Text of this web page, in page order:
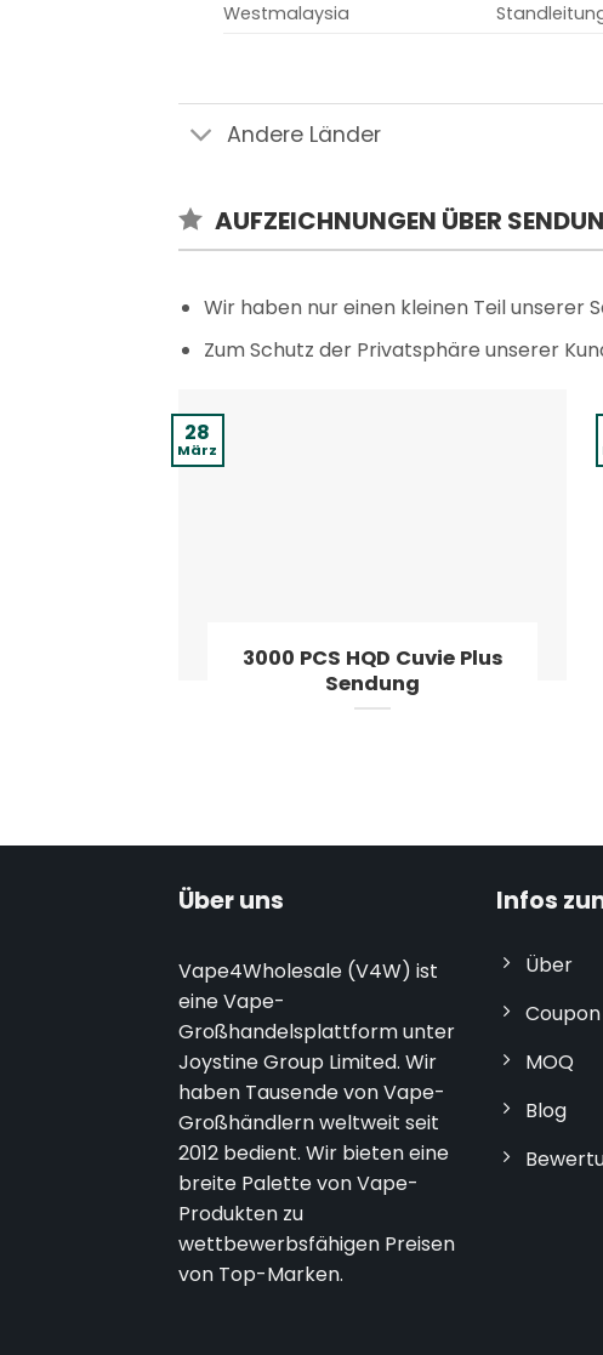
Westmalaysia
Andere Länder
AUFZEICHNUNGEN ÜBER
Wir haben nur einen kleinen Teil unserer
Zum Schutz der Privatsphäre unserer
3000 PCS HQD Cuvie Plus
Sendung
28
März
Über uns
Vape4Wholesale (V4W) ist
eine Vape-
Großhandelsplattform unter
Joystine Group Limited. Wir
haben Tausende von Vape-
Großhändlern weltweit seit
2012 bedient. Wir bieten eine
breite Palette von Vape-
Produkten zu
wettbewerbsfähigen Preisen
von Top-Marken.
Infos
Über
Coupon
MOQ
Blog